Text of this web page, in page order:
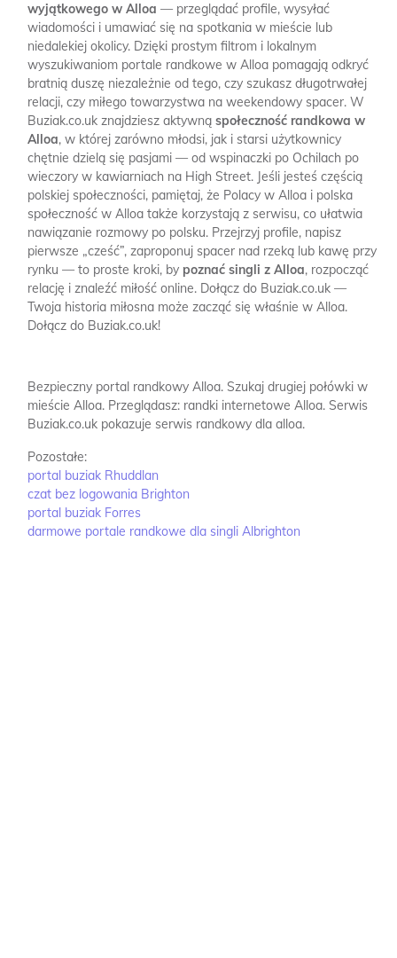
wyjątkowego w Alloa — przeglądać profile, wysyłać
wiadomości i umawiać się na spotkania w mieście lub
niedalekiej okolicy. Dzięki prostym filtrom i lokalnym
wyszukiwaniom portale randkowe w Alloa pomagają odkryć
bratnią duszę niezależnie od tego, czy szukasz długotrwałej
relacji, czy miłego towarzystwa na weekendowy spacer. W
Buziak.co.uk znajdziesz aktywną społeczność randkowa w
Alloa, w której zarówno młodsi, jak i starsi użytkownicy
chętnie dzielą się pasjami — od wspinaczki po Ochilach po
wieczory w kawiarniach na High Street. Jeśli jesteś częścią
polskiej społeczności, pamiętaj, że Polacy w Alloa i polska
społeczność w Alloa także korzystają z serwisu, co ułatwia
nawiązanie rozmowy po polsku. Przejrzyj profile, napisz
pierwsze „cześć”, zaproponuj spacer nad rzeką lub kawę przy
rynku — to proste kroki, by poznać singli z Alloa, rozpocząć
relację i znaleźć miłość online. Dołącz do Buziak.co.uk —
Twoja historia miłosna może zacząć się właśnie w Alloa.
Dołącz do Buziak.co.uk!
Bezpieczny portal randkowy Alloa. Szukaj drugiej połówki w
mieście Alloa. Przeglądasz: randki internetowe Alloa. Serwis
Buziak.co.uk pokazuje serwis randkowy dla alloa.
Pozostałe:
portal buziak Rhuddlan
czat bez logowania Brighton
portal buziak Forres
darmowe portale randkowe dla singli Albrighton